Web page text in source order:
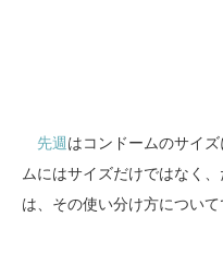
先週 はコンドームのサイ
ムにはサイズだけではなく
は、その使い分け方について